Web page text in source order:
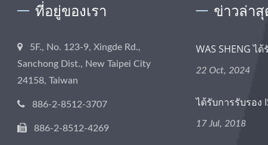
ที่อยู่ของเรา
5F., No. 123-9, Xingde Rd.,
Sanchong Dist., New Taipei City
24158, Taiwan
886-2-8512-3707
886-2-8512-4269
ข่าวล่าสุ
WAS SHENG ไ
22 Oct, 2024
ได้รับการรับรอง
17 Jul, 2018